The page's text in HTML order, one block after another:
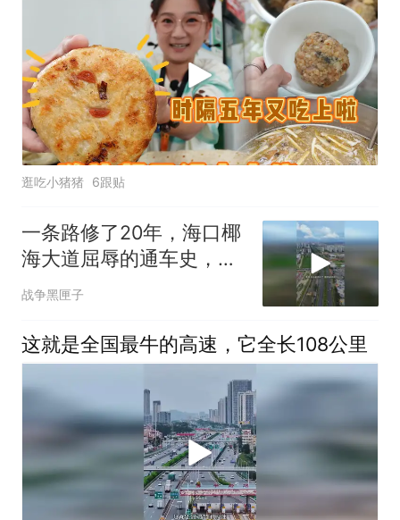
逛吃小猪猪 6跟贴
一条路修了20年，海口椰
海大道屈辱的通车史，海
口人忘不了！
战争黑匣子
这就是全国最牛的高速，它全长108公里